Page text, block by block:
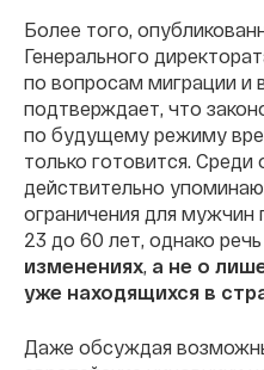
Более того,
Генерального
по вопросам миграции и
подтверждает, что
по будущему режиму
только готовится.
действительно
ограничения для мужчин
23 до 60 лет, однако
изменениях, а не о
уже находящихся в
Даже обсуждая